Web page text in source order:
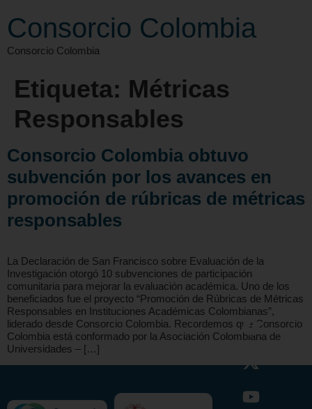
Consorcio Colombia
Consorcio Colombia
Etiqueta: Métricas
Responsables
Consorcio Colombia obtuvo
subvención por los avances en
promoción de rúbricas de métricas
responsables
La Declaración de San Francisco sobre Evaluación de la
Investigación otorgó 10 subvenciones de participación
comunitaria para mejorar la evaluación académica. Uno de los
beneficiados fue el proyecto “Promoción de Rúbricas de Métricas
Responsables en Instituciones Académicas Colombianas”,
liderado desde Consorcio Colombia. Recordemos que Consorcio
Colombia está conformado por la Asociación Colombiana de
Universidades – […]